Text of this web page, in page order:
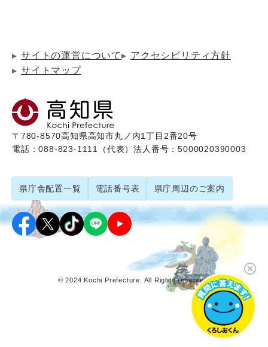
サイトの運営について
アクセシビリティ方針
サイトマップ
〒780-8570高知県高知市丸ノ内1丁目2番20号
電話：088-823-1111（代表）法人番号：5000020390003
県庁舎配置一覧 電話番号表 県庁周辺のご案内
© 2024 Kochi Prefecture. All Rights reserved.